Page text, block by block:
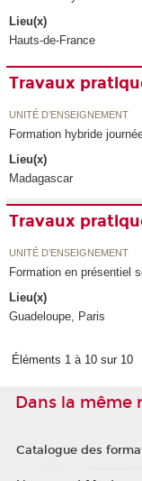
Lieu(x)
Hauts-de-France
Travaux
UNITÉ D’ENSEIGNEMENT
Formation hybride
Lieu(x)
Madagascar
Travaux
UNITÉ D’ENSEIGNEMENT
Formation en présentiel
Lieu(x)
Guadeloupe, Paris
Éléments 1 à 10 sur 10
Dans la même
Catalogue des